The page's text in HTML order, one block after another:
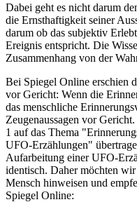
Dabei geht es nicht darum
die Ernsthaftigkeit seiner
darum ob das subjektiv
Ereignis entspricht. Die
Zusammenhang von der
Bei Spiegel Online erschien
vor Gericht: Wenn die
das menschliche
Zeugenaussagen vor
1 auf das Thema
UFO-Erzählungen"
Aufarbeitung einer UFO-
identisch. Daher möchten
Mensch hinweisen und
Spiegel Online: